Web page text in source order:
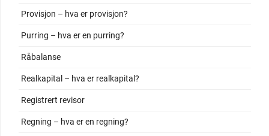
Provisjon – hva er provisjon?
Purring – hva er en purring?
Råbalanse
Realkapital – hva er realkapital?
Registrert revisor
Regning – hva er en regning?